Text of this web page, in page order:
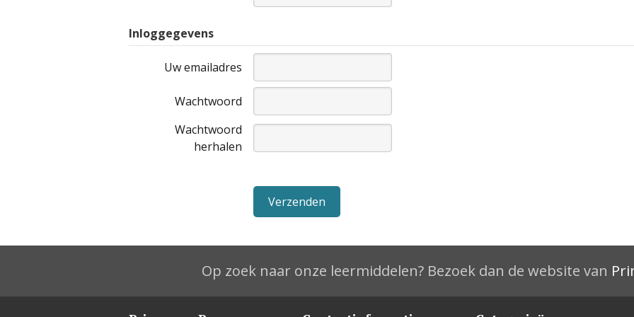
Inloggegevens
Uw emailadres
Wachtwoord
Wachtwoord
herhalen
Op zoek naar onze leermiddelen? Bezoek dan de website van